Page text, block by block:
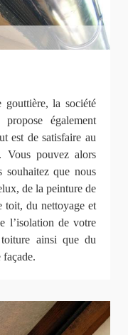
la société
également
est de satisfaire au
Vous pouvez alors
souhaitez que nous
de la peinture de
toit, du nettoyage et
l’isolation de votre
ainsi que du